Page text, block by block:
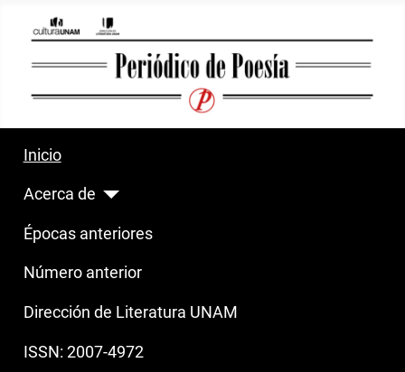
Inicio
Acerca de
Épocas anteriores
Número anterior
Dirección de Literatura UNAM
ISSN: 2007-4972